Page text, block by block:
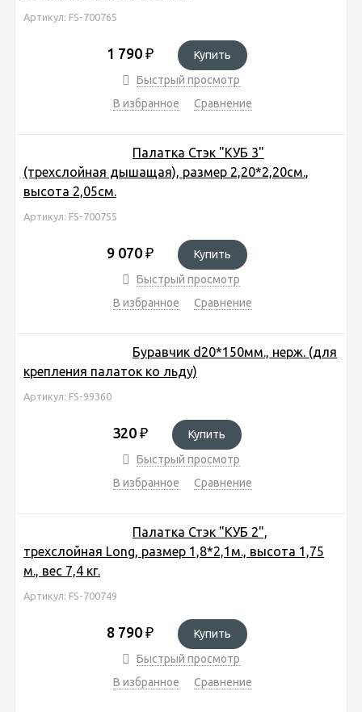
Артикул: FS-700765
1 790 ₽
Купить
Быстрый просмотр
В избранное
Сравнение
Палатка Стэк "КУБ 3"
(трехслойная дышащая), размер 2,20*2,20см.,
высота 2,05см.
Артикул: FS-700755
9 070 ₽
Купить
Быстрый просмотр
В избранное
Сравнение
Буравчик d20*150мм., нерж. (для
крепления палаток ко льду)
Артикул: FS-99360
320 ₽
Купить
Быстрый просмотр
В избранное
Сравнение
Палатка Стэк "КУБ 2",
трехслойная Long, размер 1,8*2,1м., высота 1,75
м., вес 7,4 кг.
Артикул: FS-700749
8 790 ₽
Купить
Быстрый просмотр
В избранное
Сравнение